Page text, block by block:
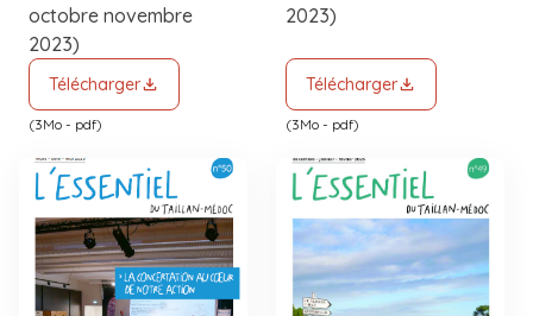
octobre novembre
2023)
Télécharger
(3Mo - pdf)
2023)
Télécharger
(3Mo - pdf)